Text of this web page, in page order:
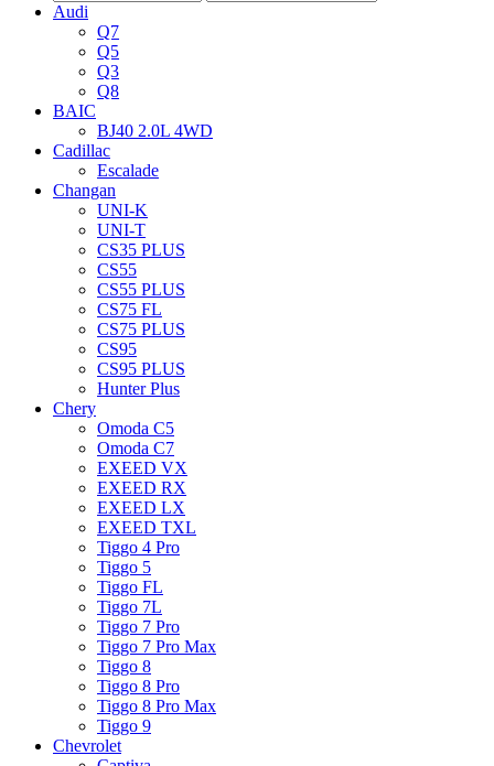
Audi
Q7
Q5
Q3
Q8
BAIC
BJ40 2.0L 4WD
Cadillac
Escalade
Changan
UNI-K
UNI-T
CS35 PLUS
CS55
CS55 PLUS
CS75 FL
CS75 PLUS
CS95
CS95 PLUS
Hunter Plus
Chery
Omoda C5
Omoda C7
EXEED VX
EXEED RX
EXEED LX
EXEED TXL
Tiggo 4 Pro
Tiggo 5
Tiggo FL
Tiggo 7L
Tiggo 7 Pro
Tiggo 7 Pro Max
Tiggo 8
Tiggo 8 Pro
Tiggo 8 Pro Max
Tiggo 9
Chevrolet